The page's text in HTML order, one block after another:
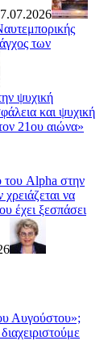
των
ψυχική
και ψυχική
21ου αιώνα»
Alpha στην
να
έχει ξεσπάσει
Αυγούστου»;